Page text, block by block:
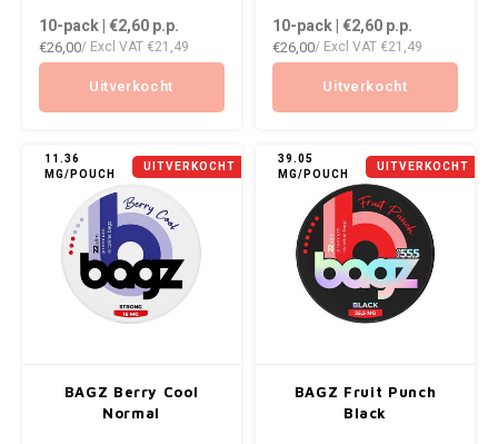
MYNT
PABLO EXCLUSIVE
10-pack | €2,60p.p.
€26,00/ Excl VAT €21,49
Uitverkocht
10-pack | €2,60p.p.
€26,00/ Excl VAT €21,49
Uitverkocht
11.36
MG/POUCH
UITVERKOCHT
BAGZ Berry Cool
Normal
39.05
MG/POUCH
UITVERKOCHT
BAGZ Fruit Punch
Black